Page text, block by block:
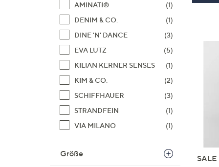
AMINATI®
(1)
DENIM & CO.
(1)
DINE 'N' DANCE
(3)
EVA LUTZ
(5)
KILIAN KERNER SENSES
(1)
KIM & CO.
(2)
SCHIFFHAUER
(3)
STRANDFEIN
(1)
VIA MILANO
(1)
Größe
SALE